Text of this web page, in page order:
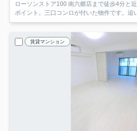
ローソンストア100 南六郷店まで徒歩4分と
ポイント。三口コンロが付いた物件です。追
賃貸マンション